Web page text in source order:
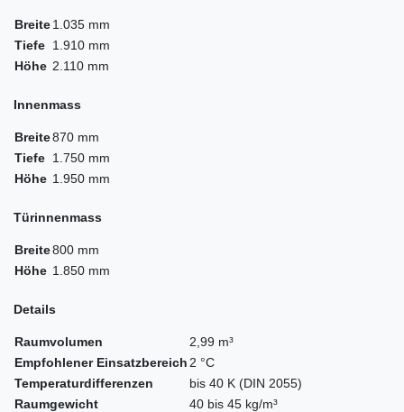
Breite1.035 mm
Tiefe 1.910 mm
Höhe 2.110 mm
Innenmass
Breite870 mm
Tiefe 1.750 mm
Höhe 1.950 mm
Türinnenmass
Breite800 mm
Höhe 1.850 mm
Details
Raumvolumen
2,99 m³
Empfohlener Einsatzbereich 2 °C
Temperaturdifferenzen
bis 40 K (DIN 2055)
Raumgewicht
40 bis 45 kg/m³